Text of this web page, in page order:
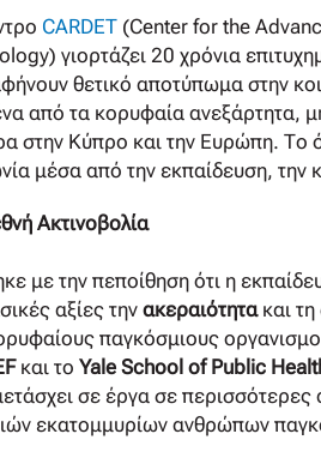
CARDET (Center for the
γιορτάζει 20 χρόνια
θετικό αποτύπωμα στην
από τα κορυφαία ανεξάρτητα,
στην Κύπρο και την Ευρώπη.
μέσα από την εκπαίδευση, την
Ακτινοβολία
με την πεποίθηση ότι η
αξίες τηνακεραιότητα και τη
παγκόσμιους
και το Yale School of Public
σε έργα σε
εκατομμυρίων ανθρώπων